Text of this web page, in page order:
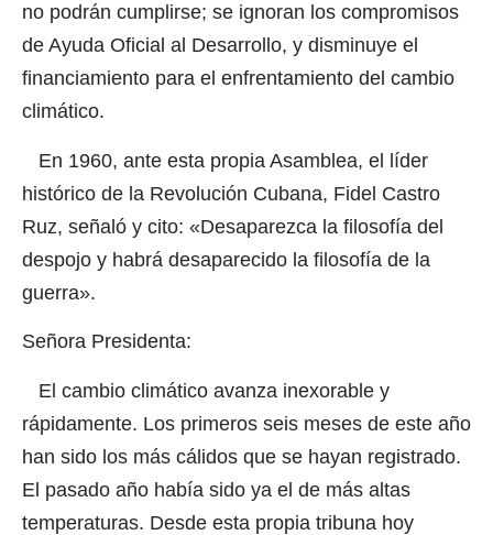
no podrán cumplirse; se ignoran los compromisos
de Ayuda Oficial al Desarrollo, y disminuye el
financiamiento para el enfrentamiento del cambio
climático.
En 1960, ante esta propia Asamblea, el líder
histórico de la Revolución Cubana, Fidel Castro
Ruz, señaló y cito: «Desaparezca la filosofía del
despojo y habrá desaparecido la filosofía de la
guerra».
Señora Presidenta:
El cambio climático avanza inexorable y
rápidamente. Los primeros seis meses de este año
han sido los más cálidos que se hayan registrado.
El pasado año había sido ya el de más altas
temperaturas. Desde esta propia tribuna hoy